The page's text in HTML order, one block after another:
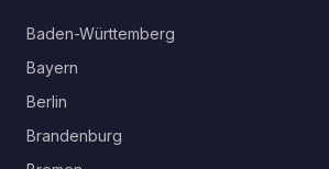
Baden-Württemberg
Bayern
Berlin
Brandenburg